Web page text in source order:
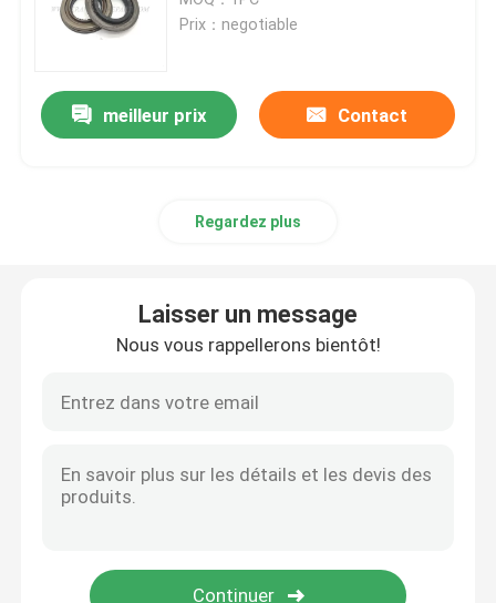
Crane Undercarriage Parts
Crane Cab Parts
Crane Boom Parts
Crane Light
Prix：negotiable
meilleur prix Contact
Regardez plus
Laisser un message
Nous vous rappellerons bientôt!